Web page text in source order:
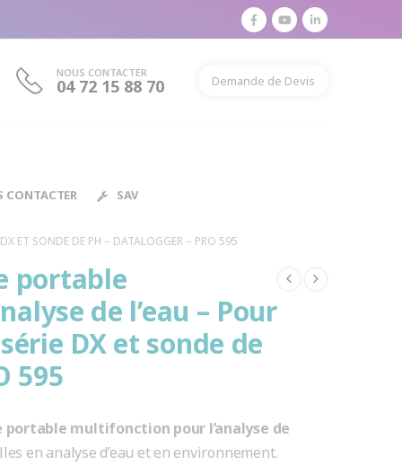
NOUS CONTACTER
04 72 15 88 70 Demande de Devis
CONTACTER SAV
ET SONDE DE PH – DATALOGGER – PRO 595
portable
de l’eau – Pour
DX et sonde de
595
portable multifonction pour l’analyse de
en analyse d’eau et en environnement.